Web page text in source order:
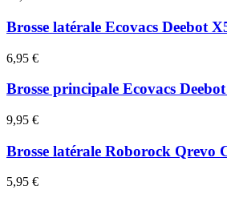
Brosse latérale Ecovacs Deebot
6,95 €
Brosse principale Ecovacs
9,95 €
Brosse latérale Roborock Qrevo
5,95 €